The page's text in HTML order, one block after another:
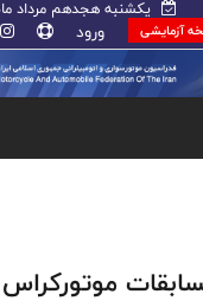
یکشنبه هجدهم مرداد
آزمایشی ورود
موتورکراس